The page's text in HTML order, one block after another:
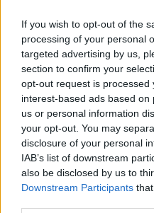
If you wish to opt-out of the
processing of your personal
targeted advertising by us,
section to confirm your
opt-out request is processed
interest-based ads based
us or personal information
your opt-out. You may
disclosure of your personal
IAB’s list of downstream
also be disclosed by us to
Downstream Participants
via: “(...) multi Lambardi pro
cavandi venam ferri”. I
dicono che si sono portati
fatica per cavare il prezioso
ferro. Le miniere dell’Elba,
rame e di ferro fin dai tempi
Mediterraneo.
Un genio della cosmografia,
comeOrtelius(Abraham
inserisce fra le sette isole più